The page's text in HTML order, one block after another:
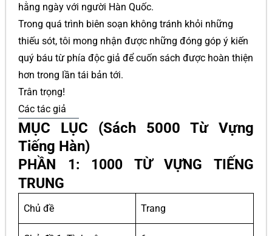
hằng ngày với người Hàn Quốc.
Trong quá trình biên soạn không tránh khỏi những
thiếu sót, tôi mong nhận được những đóng góp ý kiến
quý báu từ phía độc giả để cuốn sách được hoàn thiện
hơn trong lần tái bản tới.
Trân trọng!
Các tác giả
MỤC LỤC (Sách 5000 Từ Vựng
Tiếng Hàn)
PHẦN 1: 1000 TỪ VỰNG TIẾNG
TRUNG
Chủ đề Trang